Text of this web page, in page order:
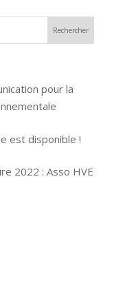
pour la
est disponible !
2022 : Asso HVE